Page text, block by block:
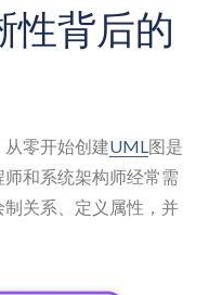
性背后的
零开始创建UML图是
和系统架构师经常需
关系、定义属性，并